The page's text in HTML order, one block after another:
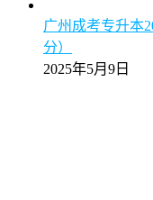
广州成考专升本
分）
2025年5月9日